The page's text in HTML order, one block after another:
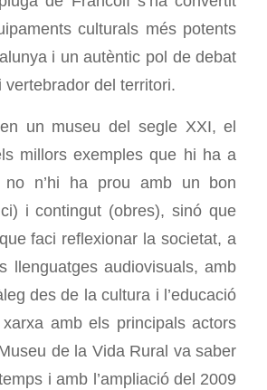
culturals més potents
i un autèntic pol de debat
vertebrador del territori.
un museu del segle XXI, el
millors exemples que hi ha a
no n’hi ha prou amb un bon
i contingut (obres), sinó que
faci reflexionar la societat, a
llenguatges audiovisuals, amb
des de la cultura i l’educació
amb els principals actors
de la Vida Rural va saber
i amb l’ampliació del 2009